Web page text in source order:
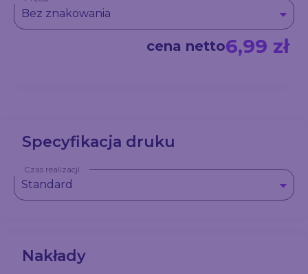
etui na szyi lub przypiąć je do torby. SPLASH to
Bez znakowania
cena netto6,99 zł
Specyfikacja druku
Czas realizacji
Standard
Nakłady